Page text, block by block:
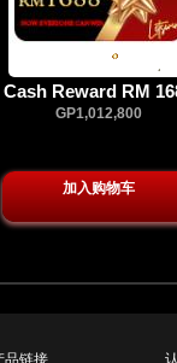
Cash Reward RM
GP1,012,800
加入购物车